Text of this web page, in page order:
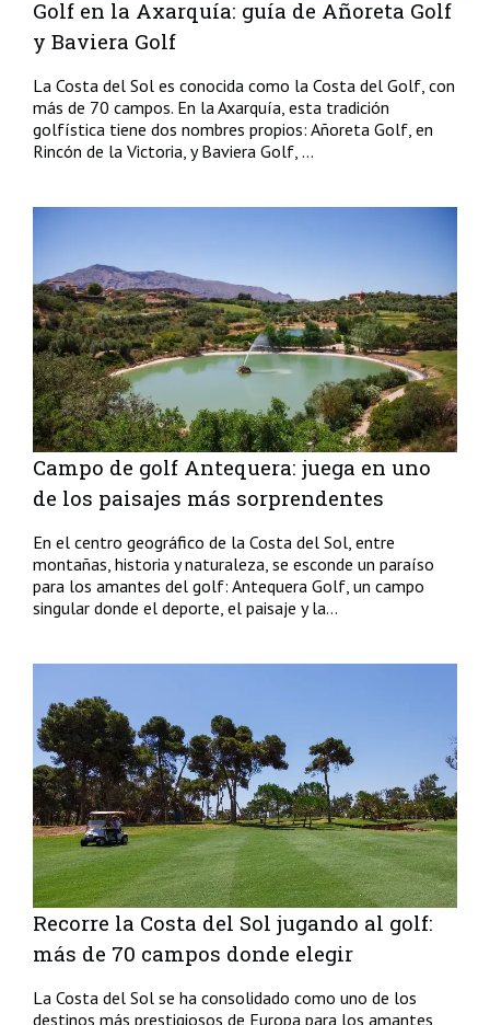
Golf en la Axarquía: guía de Añoreta Golf
y Baviera Golf
La Costa del Sol es conocida como la Costa del Golf, con
más de 70 campos. En la Axarquía, esta tradición
golfística tiene dos nombres propios: Añoreta Golf, en
Rincón de la Victoria, y Baviera Golf, ...
Campo de golf Antequera: juega en uno
de los paisajes más sorprendentes
En el centro geográfico de la Costa del Sol, entre
montañas, historia y naturaleza, se esconde un paraíso
para los amantes del golf: Antequera Golf, un campo
singular donde el deporte, el paisaje y la...
Recorre la Costa del Sol jugando al golf:
más de 70 campos donde elegir
La Costa del Sol se ha consolidado como uno de los
destinos más prestigiosos de Europa para los amantes